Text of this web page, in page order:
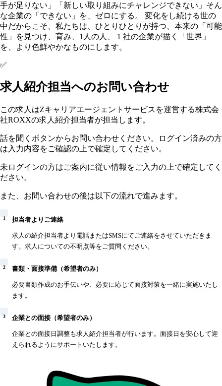
手が足りない」「新しい取り組みにチャレンジできない」そん
な企業の「できない」を、ゼロにする。 変化をし続ける世の
中だからこそ、私たちは、ひとりひとりが持つ、本来の「可能
性」を見つけ、育み、1人の人、 1 社の企業が描く「世界」
を、より色鮮やかなものにします。
✅
求人紹介担当へのお問い合わせ
この求人はZキャリアエージェントサービスを運営する株式会
社ROXXの求人紹介担当者が担当します。
話を聞くボタンからお問い合わせください。ログイン済みの方
は入力内容をご確認の上で確定してください。
未ログインの方はご案内に従い情報をご入力の上で確定してく
ださい。
また、お問い合わせの後は以下の流れで進みます。
1 担当者よりご連絡
求人の紹介担当者より電話またはSMSにてご連絡をさせていただきま
す。求人についての不明点等をご質問ください。
2 書類・面接準備（希望者のみ）
必要書類作成のお手伝いや、必要に応じて面接対策を一緒に実施いたし
ます。
3 企業との面接（希望者のみ）
企業との面接日調整も求人紹介担当者が行います。面接日を安心して迎
えられるようにサポートいたします。